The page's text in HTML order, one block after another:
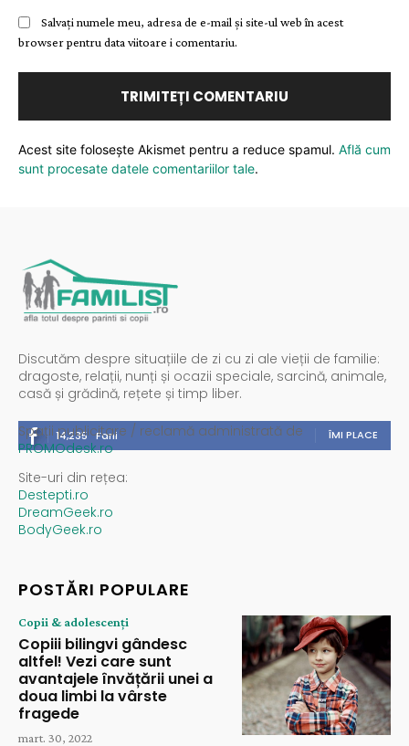
Salvați numele meu, adresa de e-mail și site-ul web în acest
browser pentru data viitoare i comentariu.
Acest site folosește Akismet pentru a reduce spamul. Află cum
sunt procesate datele comentariilor tale.
Discutăm despre situațiile de zi cu zi ale vieții de familie:
dragoste, relații, nunți și ocazii speciale, sarcină, animale,
casă și grădină, rețete și timp liber.
14,235 Fani ÎMI PLACE
Spații publicitare / reclamă administrată de
PROMOdesk.ro
Site-uri din rețea:
Destepti.ro
DreamGeek.ro
BodyGeek.ro
POSTĂRI POPULARE
Copii & adolescenți
Copiii bilingvi gândesc
altfel! Vezi care sunt
avantajele învățării unei a
doua limbi la vârste
fragede
mart. 30, 2022